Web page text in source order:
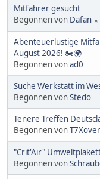
Mitfahrer gesucht
Begonnen von Dafan
Abenteuerlustige
August 2026! 🏍️🌍
Begonnen vonad0
Suche Werkstatt im
Begonnen vonStedo
Tenere Treffen
Begonnen vonT7Xover
"Crit'Air"
Begonnen von